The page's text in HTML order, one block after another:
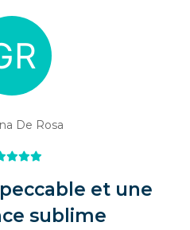
De Rosa
et une
sublime